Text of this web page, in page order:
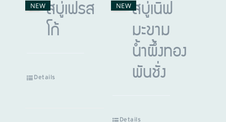
NEWสบู่เฟรส
โก้
Details
NEWสบู่เนิฟ
มะขาม
น้ำผึ้งทอง
พันชั่ง
Details